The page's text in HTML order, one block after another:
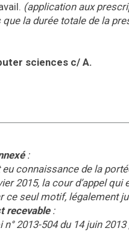
(application aux
la durée totale de la
sciences c/ A.
:
connaissance de la
2015, la cour d’appel qui
ce seul motif, légalement
recevable:
2013-504 du 14 juin 2013